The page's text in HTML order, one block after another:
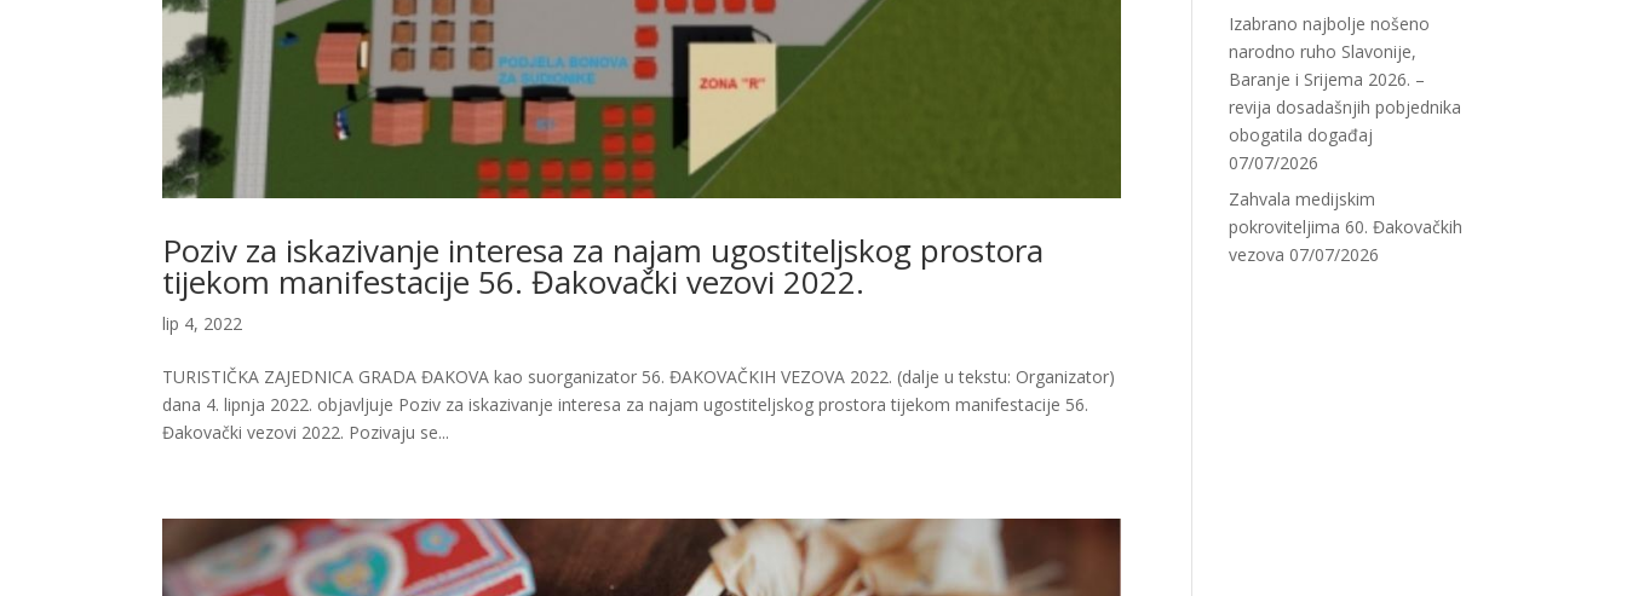
Poziv za iskazivanje interesa za najam ugostiteljskog prostora
tijekom manifestacije 56. Đakovački vezovi 2022.
lip 4, 2022
TURISTIČKA ZAJEDNICA GRADA ĐAKOVA kao suorganizator 56. ĐAKOVAČKIH VEZOVA 2022. (dalje u tekstu: Organizator)
dana 4. lipnja 2022. objavljuje Poziv za iskazivanje interesa za najam ugostiteljskog prostora tijekom manifestacije 56.
Đakovački vezovi 2022. Pozivaju se...
Izabrano najbolje nošeno
narodno ruho Slavonije,
Baranje i Srijema 2026. –
revija dosadašnjih pobjednika
obogatila događaj
07/07/2026
Zahvala medijskim
pokroviteljima 60. Đakovačkih
vezova 07/07/2026